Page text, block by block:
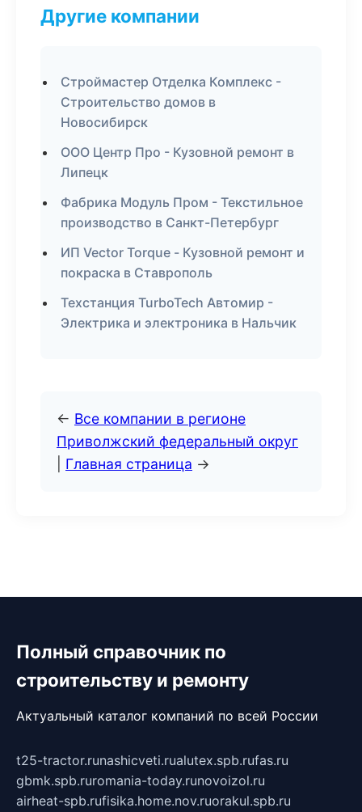
Другие компании
Строймастер Отделка Комплекс -
Строительство домов в
Новосибирск
ООО Центр Про - Кузовной ремонт в
Липецк
Фабрика Модуль Пром - Текстильное
производство в Санкт-Петербург
ИП Vector Torque - Кузовной ремонт и
покраска в Ставрополь
Техстанция TurboTech Автомир -
Электрика и электроника в Нальчик
← Все компании в регионе
Приволжский федеральный округ
Главная страница →
Полный справочник по
строительству и ремонту
Актуальный каталог компаний по всей России
t25-tractor.runashicveti.rualutex.spb.rufas.ru
gbmk.spb.ruromania-today.runovoizol.ru
airheat-spb.rufisika.home.nov.ruorakul.spb.ru